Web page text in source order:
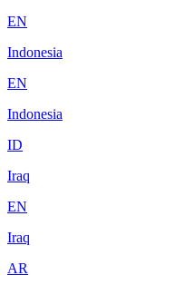
EN
Indonesia
EN
Indonesia
ID
Iraq
EN
Iraq
AR